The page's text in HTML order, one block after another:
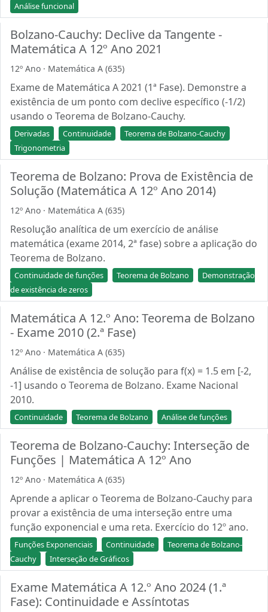
Análise funcional
Bolzano-Cauchy: Declive da Tangente -
Matemática A 12º Ano 2021
12º Ano · Matemática A (635)
Exame de Matemática A 2021 (1ª Fase). Demonstre a
existência de um ponto com declive específico (-1/2)
usando o Teorema de Bolzano-Cauchy.
Derivadas Continuidade
Teorema de Bolzano-Cauchy
Trigonometria
Teorema de Bolzano: Prova de Existência de
Solução (Matemática A 12º Ano 2014)
12º Ano · Matemática A (635)
Resolução analítica de um exercício de análise
matemática (exame 2014, 2ª fase) sobre a aplicação do
Teorema de Bolzano.
Continuidade de funções Teorema de Bolzano
Demonstração
de existência de zeros
Matemática A 12.º Ano: Teorema de Bolzano
- Exame 2010 (2.ª Fase)
12º Ano · Matemática A (635)
Análise de existência de solução para f(x) = 1.5 em [-2,
-1] usando o Teorema de Bolzano. Exame Nacional
2010.
Continuidade Teorema de Bolzano Análise de funções
Teorema de Bolzano-Cauchy: Interseção de
Funções | Matemática A 12º Ano
12º Ano · Matemática A (635)
Aprende a aplicar o Teorema de Bolzano-Cauchy para
provar a existência de uma interseção entre uma
função exponencial e uma reta. Exercício do 12º ano.
Funções Exponenciais Continuidade
Teorema de Bolzano-
Cauchy
Interseção de Gráficos
Exame Matemática A 12.º Ano 2024 (1.ª
Fase): Continuidade e Assíntotas